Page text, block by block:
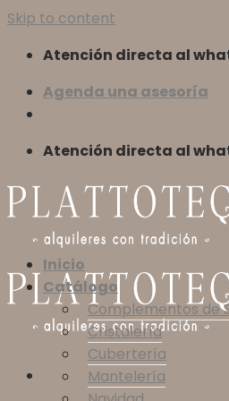
Skip to content
Atención directa al
Agenda una asesoría
Atención directa al
Inicio
Catálogo
Complementos de
Cristalería
Cubertería
Mantelería